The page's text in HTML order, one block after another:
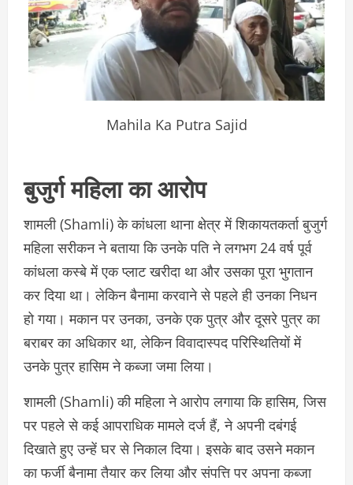
Mahila Ka Putra Sajid
बुजुर्ग महिला का आरोप
शामली (Shamli) के कांधला थाना क्षेत्र में शिकायतकर्ता बुजुर्ग
महिला सरीकन ने बताया कि उनके पति ने लगभग 24 वर्ष पूर्व
कांधला कस्बे में एक प्लाट खरीदा था और उसका पूरा भुगतान
कर दिया था। लेकिन बैनामा करवाने से पहले ही उनका निधन
हो गया। मकान पर उनका, उनके एक पुत्र और दूसरे पुत्र का
बराबर का अधिकार था, लेकिन विवादास्पद परिस्थितियों में
उनके पुत्र हासिम ने कब्जा जमा लिया।
शामली (Shamli) की महिला ने आरोप लगाया कि हासिम, जिस
पर पहले से कई आपराधिक मामले दर्ज हैं, ने अपनी दबंगई
दिखाते हुए उन्हें घर से निकाल दिया। इसके बाद उसने मकान
का फर्जी बैनामा तैयार कर लिया और संपत्ति पर अपना कब्जा